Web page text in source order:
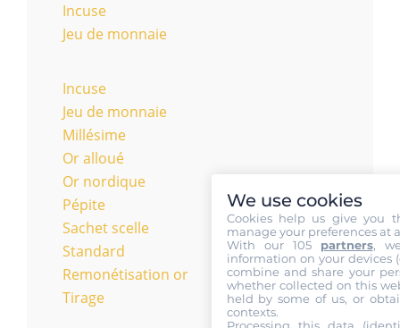
Incuse
Jeu de monnaie
Incuse
Jeu de monnaie
Millésime
Or alloué
Or nordique
Pépite
Sachet scelle
Standard
Remonétisation or
Tirage
We use cookies
Cookies help us give you
manage your preferences at
With our 105 partners,
information on your devices
combine and share your
whether collected on this
held by some of us, or
contexts.